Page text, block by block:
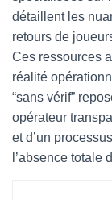
détaillent les
retours de
Ces ressources
réalité
“sans vérif”
opérateur
et d’un
l’absence totale